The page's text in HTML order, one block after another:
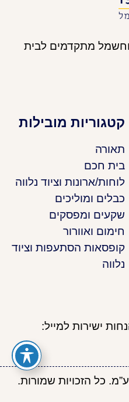
מתקדמים לבית
קטגוריות מובילות
תאורה
בית חכם
לוחות/ארונות וציוד נלווה
כבלים ומוליכים
שקעים ומפסקים
חימום ואוורור
קופסאות הסתעפות וציוד
נלווה
ישירות למייל: